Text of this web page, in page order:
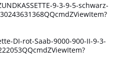
9-3-9-5-schwarz-
DI-rot-Saab-9000-900-II-9-3-